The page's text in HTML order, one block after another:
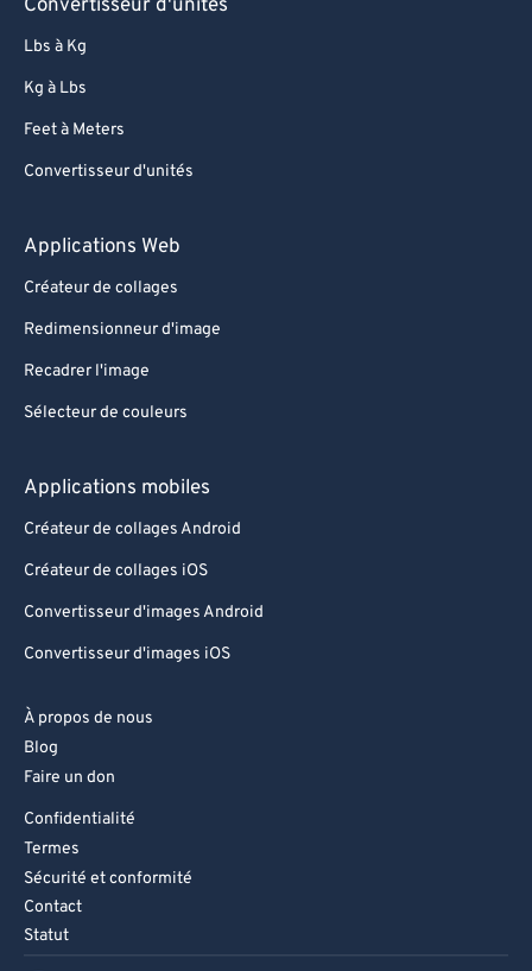
Convertisseur d'unités
Lbs à Kg
Kg à Lbs
Feet à Meters
Convertisseur d'unités
Applications Web
Créateur de collages
Redimensionneur d'image
Recadrer l'image
Sélecteur de couleurs
Applications mobiles
Créateur de collages Android
Créateur de collages iOS
Convertisseur d'images Android
Convertisseur d'images iOS
À propos de nous
Blog
Faire un don
Confidentialité
Termes
Sécurité et conformité
Contact
Statut